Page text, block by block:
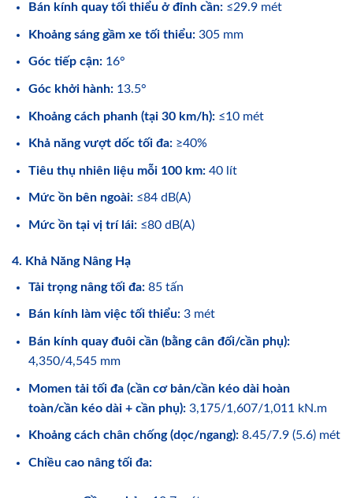
Bán kính quay tối thiểu ở đỉnh cần: ≤29.9 mét
Khoảng sáng gầm xe tối thiểu: 305 mm
Góc tiếp cận: 16°
Góc khởi hành: 13.5°
Khoảng cách phanh (tại 30 km/h): ≤10 mét
Khả năng vượt dốc tối đa: ≥40%
Tiêu thụ nhiên liệu mỗi 100 km: 40 lít
Mức ồn bên ngoài: ≤84 dB(A)
Mức ồn tại vị trí lái: ≤80 dB(A)
4. Khả Năng Nâng Hạ
Tải trọng nâng tối đa: 85 tấn
Bán kính làm việc tối thiểu: 3 mét
Bán kính quay đuôi cần (bằng cân đối/cần phụ):
4,350/4,545 mm
Momen tải tối đa (cần cơ bản/cần kéo dài hoàn
toàn/cần kéo dài + cần phụ): 3,175/1,607/1,011 kN.m
Khoảng cách chân chống (dọc/ngang): 8.45/7.9 (5.6) mét
Chiều cao nâng tối đa: